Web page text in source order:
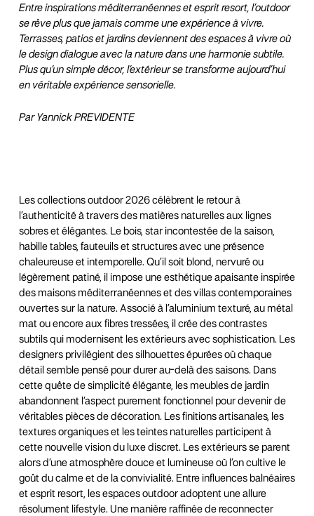
Entre inspirations méditerranéennes et esprit resort, l’outdoor
se rêve plus que jamais comme une expérience à vivre.
Terrasses, patios et jardins deviennent des espaces à vivre où
le design dialogue avec la nature dans une harmonie subtile.
Plus qu’un simple décor, l’extérieur se transforme aujourd’hui
en véritable expérience sensorielle.
Par Yannick PREVIDENTE
Les collections outdoor 2026 célèbrent le retour à
l’authenticité à travers des matières naturelles aux lignes
sobres et élégantes. Le bois, star incontestée de la saison,
habille tables, fauteuils et structures avec une présence
chaleureuse et intemporelle. Qu’il soit blond, nervuré ou
légèrement patiné, il impose une esthétique apaisante inspirée
des maisons méditerranéennes et des villas contemporaines
ouvertes sur la nature. Associé à l’aluminium texturé, au métal
mat ou encore aux fibres tressées, il crée des contrastes
subtils qui modernisent les extérieurs avec sophistication. Les
designers privilégient des silhouettes épurées où chaque
détail semble pensé pour durer au-delà des saisons. Dans
cette quête de simplicité élégante, les meubles de jardin
abandonnent l’aspect purement fonctionnel pour devenir de
véritables pièces de décoration. Les finitions artisanales, les
textures organiques et les teintes naturelles participent à
cette nouvelle vision du luxe discret. Les extérieurs se parent
alors d’une atmosphère douce et lumineuse où l’on cultive le
goût du calme et de la convivialité. Entre influences balnéaires
et esprit resort, les espaces outdoor adoptent une allure
résolument lifestyle. Une manière raffinée de reconnecter